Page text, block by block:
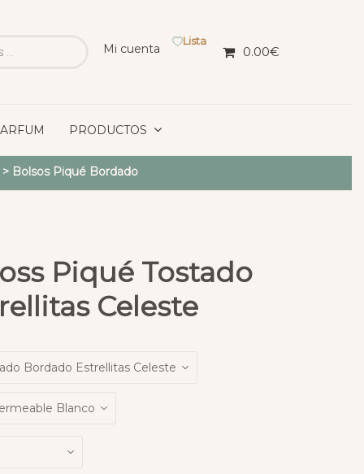
Mi cuenta
Lista
0.00€
PRODUCTOS
Bolsos Piqué Bordado
Piqué Tostado
Celeste